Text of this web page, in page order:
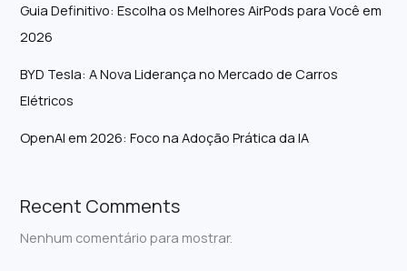
Guia Definitivo: Escolha os Melhores AirPods para Você em
2026
BYD Tesla: A Nova Liderança no Mercado de Carros
Elétricos
OpenAI em 2026: Foco na Adoção Prática da IA
Recent Comments
Nenhum comentário para mostrar.